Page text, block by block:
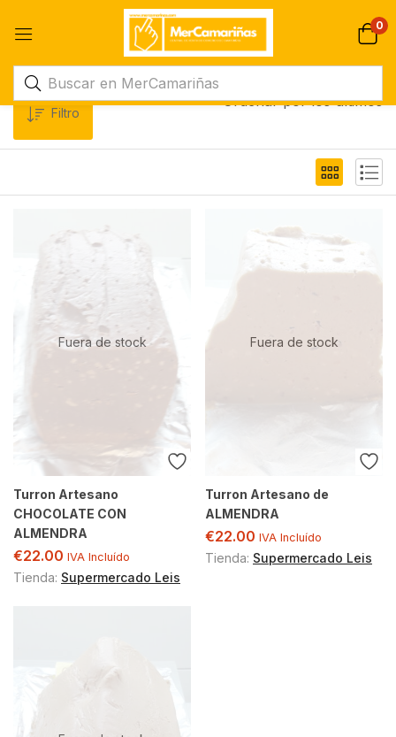
0
Filtro
Ordenar por los últimos
Fuera de stock
Turron Artesano
CHOCOLATE CON
ALMENDRA
€22.00 IVA Incluído
Tienda: Supermercado Leis
Fuera de stock
Turron Artesano de
ALMENDRA
€22.00 IVA Incluído
Tienda: Supermercado Leis